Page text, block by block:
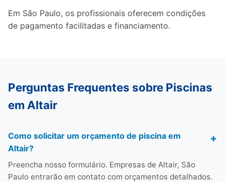
Em São Paulo, os profissionais oferecem condições
de pagamento facilitadas e financiamento.
Perguntas Frequentes sobre Piscinas
em Altair
Como solicitar um orçamento de piscina em
Altair?
Preencha nosso formulário. Empresas de Altair, São
Paulo entrarão em contato com orçamentos detalhados.